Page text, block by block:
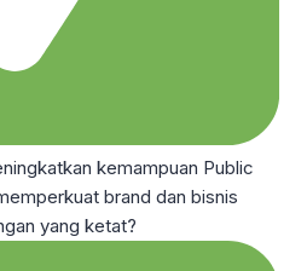
kemampuan Public
brand dan bisnis
yang ketat?